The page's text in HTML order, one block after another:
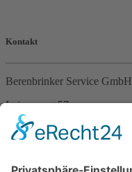
Kontakt
Berenbrinker Service GmbH
Leinenweg 57
33415 Verl